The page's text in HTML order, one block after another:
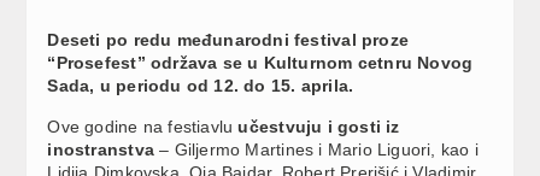
Deseti po redu međunarodni festival proze
“Prosefest” održava se u Kulturnom cetnru Novog
Sada, u periodu od 12. do 15. aprila.
Ove godine na festiavlu učestvuju i gosti iz
inostranstva– Giljermo Martines i Mario Liguori, kao i